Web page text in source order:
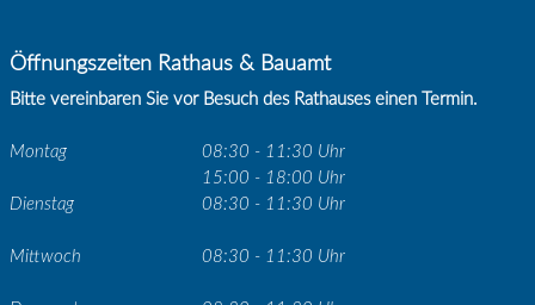
Öffnungszeiten Rathaus & Bauamt
Bitte vereinbaren Sie vor Besuch des Rathauses einen Termin.
Montag
08:30 - 11:30 Uhr
15:00 - 18:00 Uhr
Dienstag
08:30 - 11:30 Uhr
Mittwoch 08:30 - 11:30 Uhr